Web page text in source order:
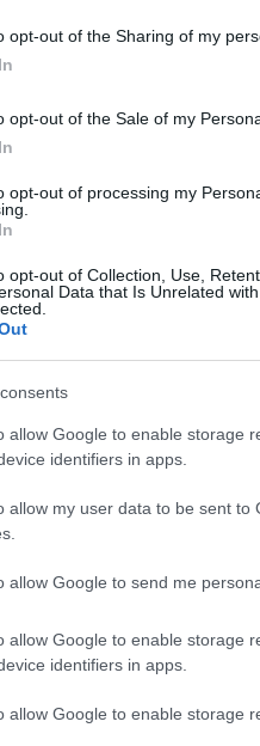
opt-out of the Sharing of my
opt-out of the Sale of my
opt-out of processing my
opt-out of Collection, Use,
Data that Is Unrelated
allow Google to enable storage
identifiers in apps.
allow my user data to be sent to
allow Google to send me
allow Google to enable storage
identifiers in apps.
allow Google to enable storage
‘quién no arriesga, no
letra y más cuando tienes
completados es el
y a punto de reaparecer o
esperado por si resurgen
hora de LaLiga para
a competir. Dos
en la jornada 24 y un
bastante su valor en su
estado lesionado y te
en el juego y
está por debajo de los 10!
dado el rendimiento
Hazard o En-Nesyri.
para darles una última
de invierno, ya que hay